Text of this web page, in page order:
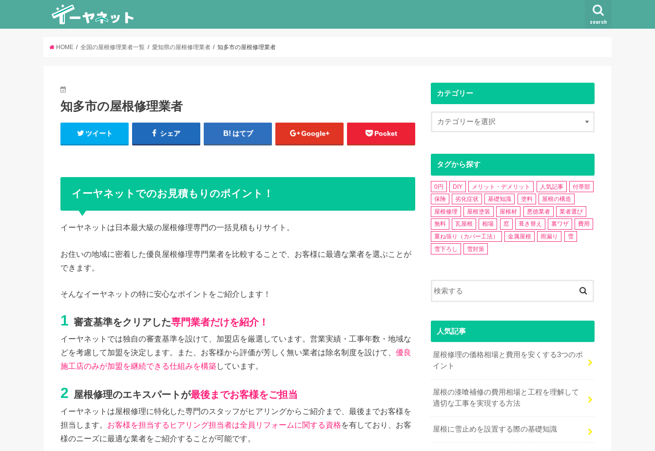
search
HOME 全国の屋根修理業者一覧 愛知県の屋根修理業者 知多市の屋根修理業者
知多市の屋根修理業者
ツイート シェア はてブ Google+ Pocket
イーヤネットでのお見積もりのポイント！
イーヤネットは日本最大級の屋根修理専門の一括見積もりサイト。
お住いの地域に密着した優良屋根修理専門業者を比較することで、お客様に最適な業者を選ぶことが
できます。
そんなイーヤネットの特に安心なポイントをご紹介します！
1 審査基準をクリアした専門業者だけを紹介！
イーヤネットでは独自の審査基準を設けて、加盟店を厳選しています。営業実績・工事年数・地域な
どを考慮して加盟を決定します。また、お客様から評価が芳しく無い業者は除名制度を設けて、 優良
施工店のみが加盟を継続できる仕組みを構築しています。
2 屋根修理のエキスパートが最後までお客様をご担当
イーヤネットは屋根修理に特化した専門のスタッフがヒアリングからご紹介まで、最後までお客様を
担当します。 お客様を担当するヒアリング担当者は全員リフォームに関する資格を有しており、お客
様のニーズに最適な業者をご紹介することが可能です。
カテゴリー
タグから探す
0円 DIY メリット・デメリット 人気記事
付帯部
保険
劣化症状 基礎知識 塗料
屋根の構造
屋根修理
屋根塗装 屋根材 悪徳業者
業者選び
無料
瓦屋根 相場 窓 葺き替え 裏ワザ
費用
重ね張り（カバー工法）
金属屋根 雨漏り
雪
雪下ろし
雪対策
人気記事
屋根修理の価格相場と費用を安くする3つのポ
イント
屋根の漆喰補修の費用相場と工程を理解して
適切な工事を実現する方法
屋根に雪止めを設置する際の基礎知識